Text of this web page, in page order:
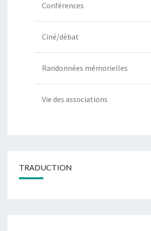
Conférences
Ciné/débat
Randonnées mémorielles
Vie des associations
TRADUCTION